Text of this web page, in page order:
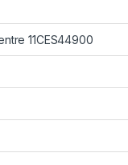
11CES44900